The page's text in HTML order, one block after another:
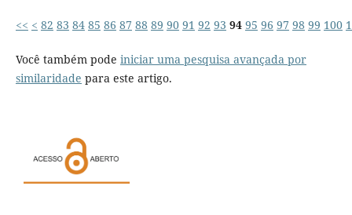
<< < 82 83 84 85 86 87 88 89 90 91 92 93 94 95 96 97 98 99 100
Você também pode iniciar uma pesquisa avançada por
similaridade para este artigo.